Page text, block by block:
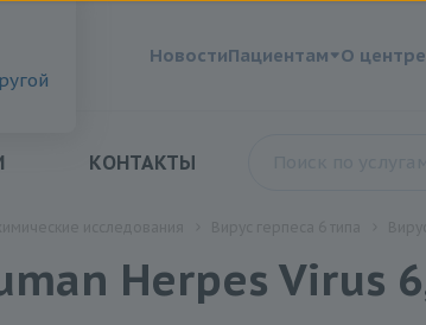
НовостиПациентам О центре
КОНТАКТЫ
Herpes Virus